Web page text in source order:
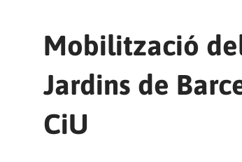
Mobilització
Jardins de
CiU